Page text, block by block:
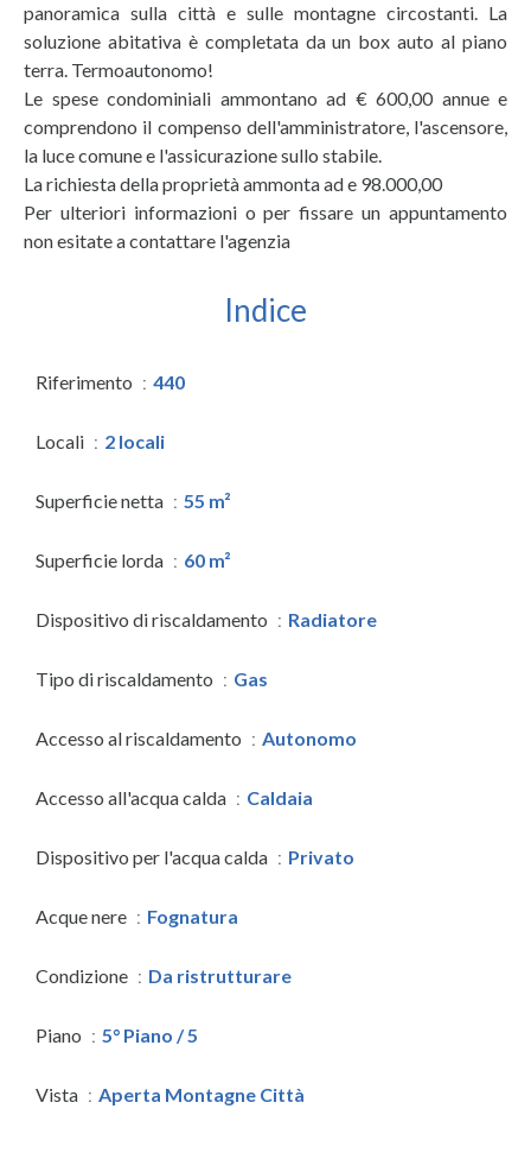
panoramica sulla città e sulle montagne circostanti. La
soluzione abitativa è completata da un box auto al piano
terra. Termoautonomo!
Le spese condominiali ammontano ad € 600,00 annue e
comprendono il compenso dell'amministratore, l'ascensore,
la luce comune e l'assicurazione sullo stabile.
La richiesta della proprietà ammonta ad e 98.000,00
Per ulteriori informazioni o per fissare un appuntamento
non esitate a contattare l'agenzia
Indice
Riferimento 440
Locali 2 locali
Superficie netta 55 m²
Superficie lorda 60 m²
Dispositivo di riscaldamento Radiatore
Tipo di riscaldamento Gas
Accesso al riscaldamento Autonomo
Accesso all'acqua calda Caldaia
Dispositivo per l'acqua calda Privato
Acque nere Fognatura
Condizione Da ristrutturare
Piano 5° Piano / 5
Vista Aperta Montagne Città